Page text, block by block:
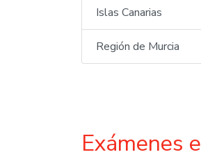
Islas Canarias
Región de Murcia
Exámenes